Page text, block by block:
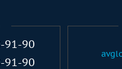
91-90
91-90